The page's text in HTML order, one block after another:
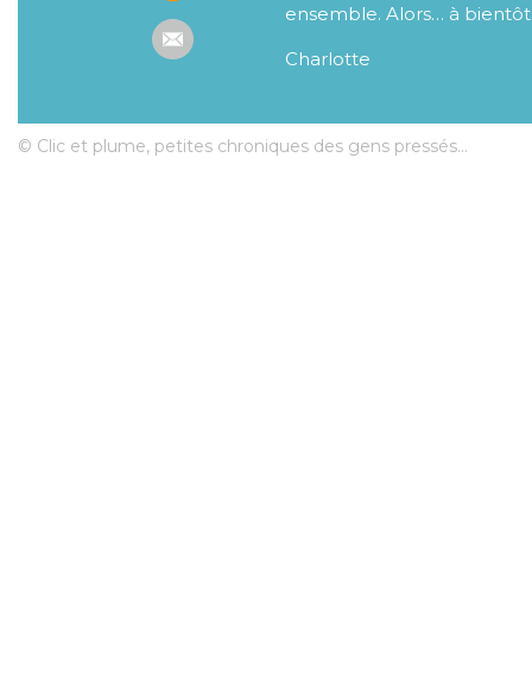
ensemble. Alors… à bientôt
Charlotte
© Clic et plume, petites chroniques des gens pressés...